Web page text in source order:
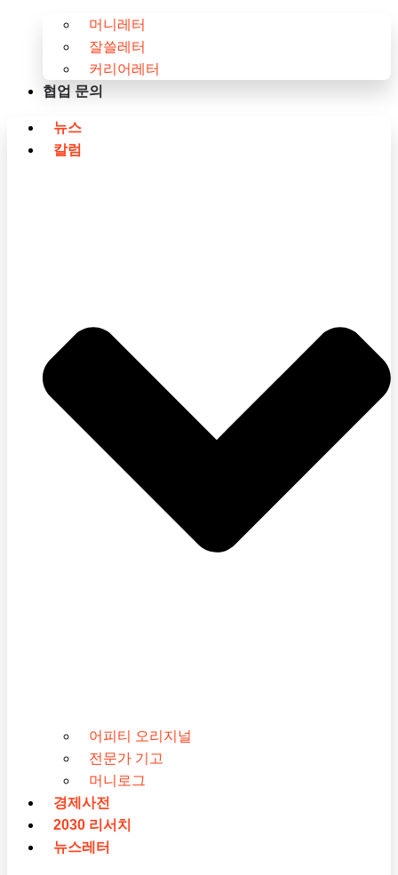
머니레터
잘쓸레터
커리어레터
협업 문의
뉴스
칼럼
어피티 오리지널
전문가 기고
머니로그
경제사전
2030 리서치
뉴스레터